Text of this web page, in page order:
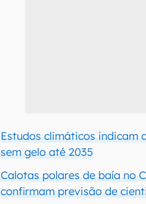
Estudos climáticos indicam
sem gelo até 2035
Calotas polares de baía no
confirmam previsão de